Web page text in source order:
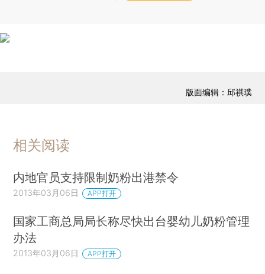
版面编辑：邱祺璞
相关阅读
内地官员支持限制奶粉出港禁令
2013年03月06日 APP打开
国家工商总局局长称尽快出台婴幼儿奶粉管理
办法
2013年03月06日 APP打开